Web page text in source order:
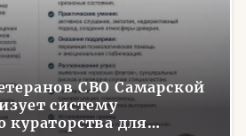
СВО Самарской
систему
кураторства для